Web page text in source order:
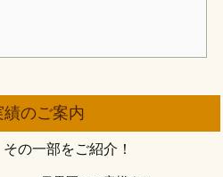
のご案内
その一部をご紹介！